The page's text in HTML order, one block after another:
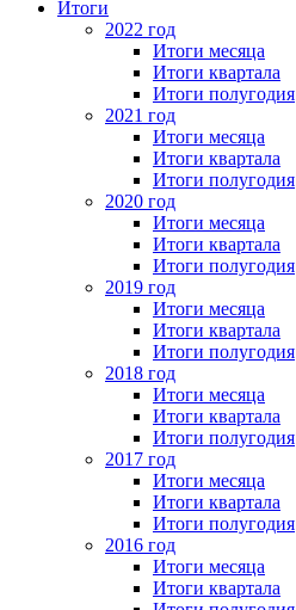
Итоги
2022 год
Итоги месяца
Итоги квартала
Итоги полугодия
2021 год
Итоги месяца
Итоги квартала
Итоги полугодия
2020 год
Итоги месяца
Итоги квартала
Итоги полугодия
2019 год
Итоги месяца
Итоги квартала
Итоги полугодия
2018 год
Итоги месяца
Итоги квартала
Итоги полугодия
2017 год
Итоги месяца
Итоги квартала
Итоги полугодия
2016 год
Итоги месяца
Итоги квартала